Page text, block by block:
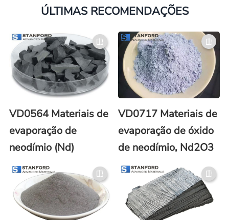
ÚLTIMAS RECOMENDAÇÕES
VD0564 Materiais de
evaporação de
neodímio (Nd)
VD0717 Materiais de
evaporação de óxido
de neodímio, Nd2O3